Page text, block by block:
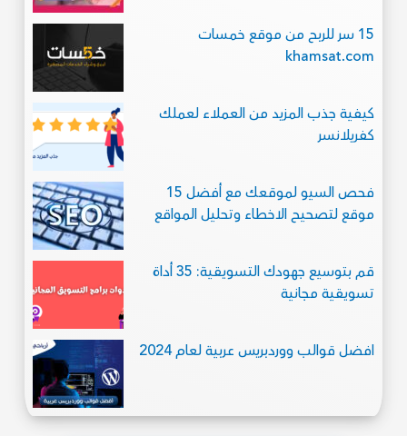
15 سر للربح من موقع خمسات
khamsat.com
كيفية جذب المزيد من العملاء لعملك
كفريلانسر
فحص السيو لموقعك مع أفضل 15
موقع لتصحيح الاخطاء وتحليل المواقع
قم بتوسيع جهودك التسويقية: 35 أداة
تسويقية مجانية
افضل قوالب ووردبريس عربية لعام 2024